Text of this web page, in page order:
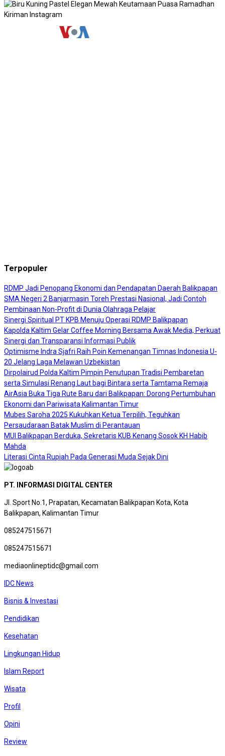
Terpopuler
RDMP Jadi Penopang Ekonomi dan Pendapatan Daerah Balikpapan
SMA Negeri 2 Banjarmasin Toreh Prestasi Nasional, Jadi Contoh
Pembinaan Non-Profit di Dunia Olahraga Pelajar
Sinergi Spiritual PT KPB Menuju Operasi RDMP Balikpapan
Kapolda Kaltim Gelar Coffee Morning Bersama Awak Media, Perkuat
Sinergi dan Transparansi Informasi Publik
Optimisme Indra Sjafri Raih Poin Kemenangan Timnas Indonesia U-
20 Jelang Laga Melawan Uzbekistan
Dirpolairud Polda Kaltim Pimpin Penutupan Tradisi Pembaretan
serta Simulasi Renang Laut bagi Bintara serta Tamtama Remaja
AirAsia Buka Tiga Rute Baru dari Balikpapan: Dorong Pertumbuhan
Ekonomi dan Pariwisata Kalimantan Timur
Mubes Saroha 2025 Kukuhkan Ketua Terpilih, Teguhkan
Persaudaraan Batak Muslim di Perantauan
MUI Balikpapan Berduka, Sekretaris KUB Kenang Sosok KH Habib
Mahda
Literasi Cinta Rupiah Pada Generasi Muda Sejak Dini
PT. INFORMASI DIGITAL CENTER
Jl. Sport No.1, Prapatan, Kecamatan Balikpapan Kota, Kota
Balikpapan, Kalimantan Timur
085247515671
085247515671
mediaonlineptidc@gmail.com
IDC News
Bisnis & Investasi
Pendidikan
Kesehatan
Lingkungan Hidup
Islam Report
Wisata
Profil
Opini
Review